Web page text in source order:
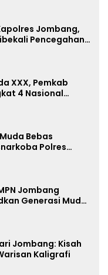
Jombang,
Pencegahan
XXX, Pemkab
4 Nasional
Bebas
Polres
Jombang
Generasi Muda
Jombang: Kisah
Kaligrafi